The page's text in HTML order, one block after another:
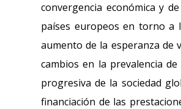
convergencia económica y
países europeos en torno a
aumento de la esperanza de
cambios en la prevalencia
progresiva de la sociedad
financiación de las